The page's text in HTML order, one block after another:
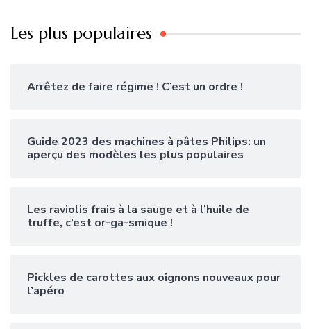
Les plus populaires
Arrêtez de faire régime ! C’est un ordre !
Guide 2023 des machines à pâtes Philips: un
aperçu des modèles les plus populaires
Les raviolis frais à la sauge et à l’huile de
truffe, c’est or-ga-smique !
Pickles de carottes aux oignons nouveaux pour
l’apéro